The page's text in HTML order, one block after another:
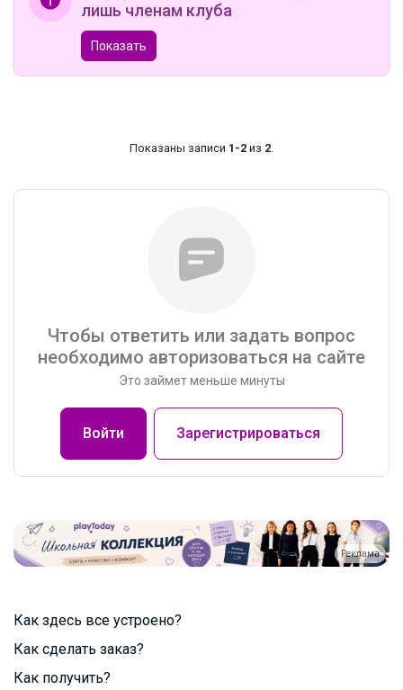
лишь членам клуба
Показать
Показаны записи 1-2 из 2.
Чтобы ответить или задать вопрос
необходимо авторизоваться на сайте
Это займет меньше минуты
Войти Зарегистрироваться
Реклама
Как здесь все устроено?
Как сделать заказ?
Как получить?